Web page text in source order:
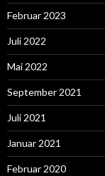
Februar 2023
Juli 2022
Mai 2022
September 2021
Juli 2021
Januar 2021
Februar 2020